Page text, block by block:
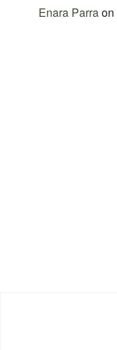
Enara Parraon